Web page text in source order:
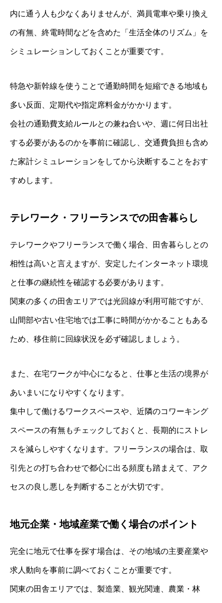
内に通う人も少なくありませんが、満員電車や乗り換え
の有無、終電時間などを含めた「生活全体のリズム」を
シミュレーションしておくことが重要です。
特急や新幹線を使うことで通勤時間を短縮できる地域も
多い反面、定期代や指定席料金がかかります。
会社の通勤費支給ルールとの兼ね合いや、週に何日出社
する必要があるのかを事前に確認し、交通費負担も含め
た家計シミュレーションをしてから決断することをおす
すめします。
テレワーク・フリーランスでの田舎暮らし
テレワークやフリーランスで働く場合、田舎暮らしとの
相性は高いと言えますが、安定したインターネット環境
と仕事の継続性を確認する必要があります。
関東の多くの田舎エリアでは光回線が利用可能ですが、
山間部や古い住宅地では工事に時間がかかることもある
ため、移住前に回線状況を必ず確認しましょう。
また、在宅ワークが中心になると、仕事と生活の境界が
あいまいになりやすくなります。
集中して働けるワークスペースや、近隣のコワーキング
スペースの有無もチェックしておくと、長期的にストレ
スを減らしやすくなります。フリーランスの場合は、取
引先との打ち合わせで都心に出る頻度も踏まえて、アク
セスの良し悪しを判断することが大切です。
地元企業・地域産業で働く場合のポイント
完全に地元で仕事を探す場合は、その地域の主要産業や
求人動向を事前に調べておくことが重要です。
関東の田舎エリアでは、製造業、観光関連、農業・林